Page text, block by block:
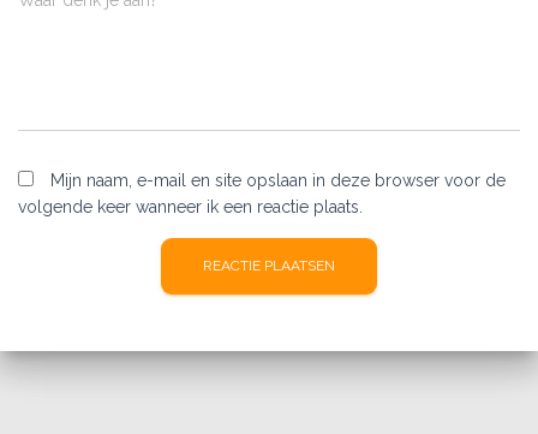
Mijn naam, e-mail en site opslaan in deze browser voor de
volgende keer wanneer ik een reactie plaats.